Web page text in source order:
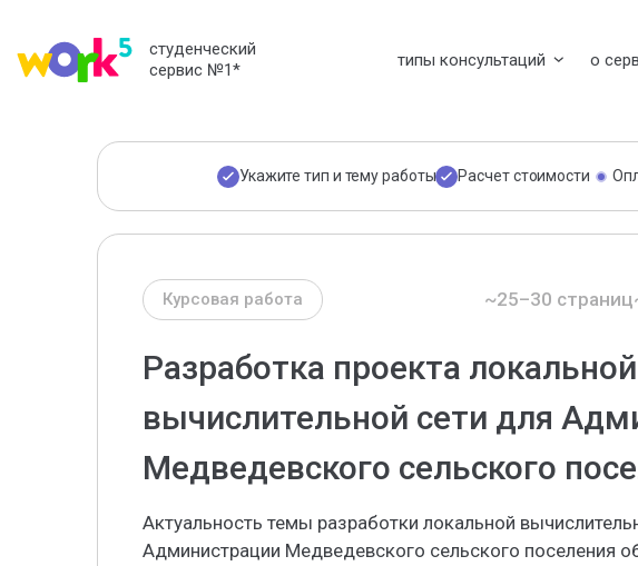
студенческий
сервис №1* типы консультаций о
Укажите тип и тему работы Расчет стоимости
Курсовая работа ~25–30 страниц
Разработка проекта локальной
вычислительной сети для
Медведевского сельского
Актуальность темы разработки локальной
Администрации Медведевского сельского поселения